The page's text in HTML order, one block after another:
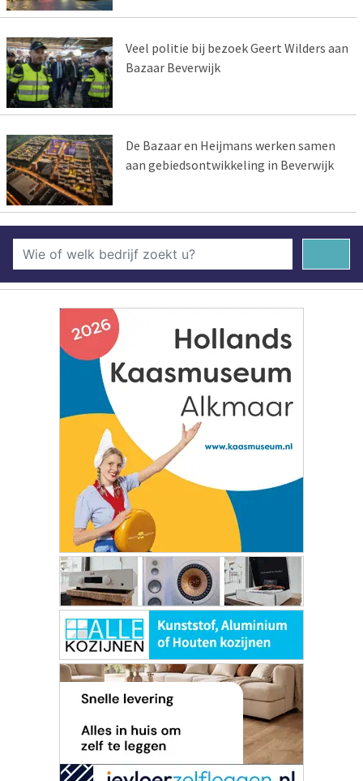
Veel politie bij bezoek Geert Wilders aan
Bazaar Beverwijk
De Bazaar en Heijmans werken samen
aan gebiedsontwikkeling in Beverwijk